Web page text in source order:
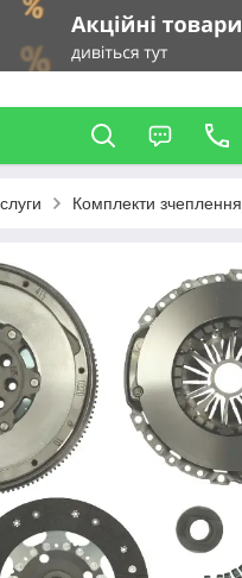
Комплекти зчеплення